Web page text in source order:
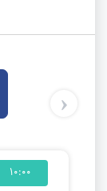
‹
10:00